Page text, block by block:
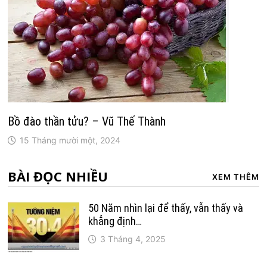
Bồ đào thần tửu? – Vũ Thế Thành
15 Tháng mười một, 2024
BÀI ĐỌC NHIỀU XEM THÊM
50 Năm nhìn lại để thấy, vẫn thấy và
khẳng định…
3 Tháng 4, 2025